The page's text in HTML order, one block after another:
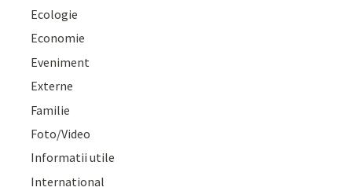
Ecologie
Economie
Eveniment
Externe
Familie
Foto/Video
Informatii utile
International